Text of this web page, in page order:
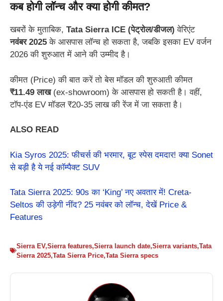
कब होगी लॉन्च और क्या होगी कीमत?
खबरों के मुताबिक, Tata Sierra ICE (पेट्रोल/डीजल) वेरिएंट
नवंबर 2025 के आसपास लॉन्च हो सकता है, जबकि इसका EV वर्जन
2026 की शुरुआत में आने की उम्मीद है।
कीमत (Price) की बात करें तो बेस मॉडल की शुरुआती कीमत
₹11.49 लाख(ex-showroom) के आसपास हो सकती है। वहीं,
टॉप-एंड EV मॉडल ₹20-35 लाख की रेंज में जा सकता है।
ALSO READ
Kia Syros 2025: फीचर्स की भरमार, बूट स्पेस दमदार! क्या Sonet
से बड़ी है ये नई कॉम्पैक्ट SUV
Tata Sierra 2025: 90s का ‘King’ नए अवतार में! Creta-
Seltos की उड़ेगी नींद? 25 नवंबर को लॉन्च, देखें Price &
Features
Sierra EV,Sierra features,Sierra launch date,Sierra variants,Tata
Sierra 2025,Tata Sierra Price,Tata Sierra specs